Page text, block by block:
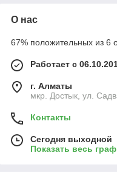
О нас
67% положительных из 6
Работает с
г. Алматы
мкр. Достык, ул.
Контакты
Сегодня выходной
Показать весь